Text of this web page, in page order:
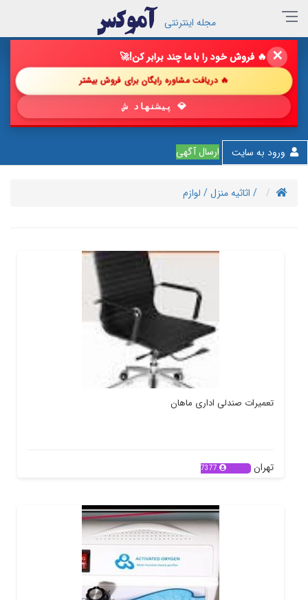
✕ 🔥 فروش خود را با ما چند برابر کن!🚀
🔥 دریافت مشاوره رایگان برای فروش بیشتر
💎 پیشنهاد شگفت‌انگیز
ورود به سایت ارسال آگهی
مجله اینترنتی
/ اثاثیه منزل/ لوازم
تعمیرات صندلی اداری ماهان
تهران 7377